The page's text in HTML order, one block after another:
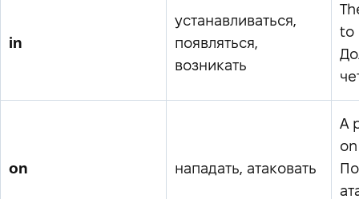
in
устанавливаться,
появляться,
возникать
to
on нападать, атаковать
A